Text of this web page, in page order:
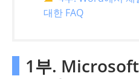
대한 FAQ
1부.